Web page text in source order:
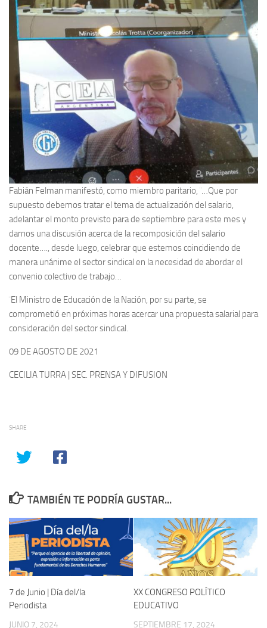
Fabián Felman manifestó, como miembro paritario, ¨…Que por
supuesto debemos tratar el tema de actualización del salario,
adelantar el monto previsto para de septiembre para este mes y
darnos una discusión acerca de la recomposición del salario
docente…., desde luego, celebrar que estemos coincidiendo de
manera unánime el sector sindical en la necesidad de abordar el
convenio colectivo de trabajo…
¨El Ministro de Educación de la Nación, por su parte, se
comprometió en próximas horas acercar una propuesta salarial para
consideración del sector sindical.
09 DE AGOSTO DE 2021
CECILIA TURRA | SEC. PRENSA Y DIFUSION
SHARE
TAMBIÉN TE PODRÍA GUSTAR...
7 de Junio | Día del/la
Periodista
JUNIO 7, 2024
XX CONGRESO POLÍTICO
EDUCATIVO
SEPTIEMBRE 17, 2024